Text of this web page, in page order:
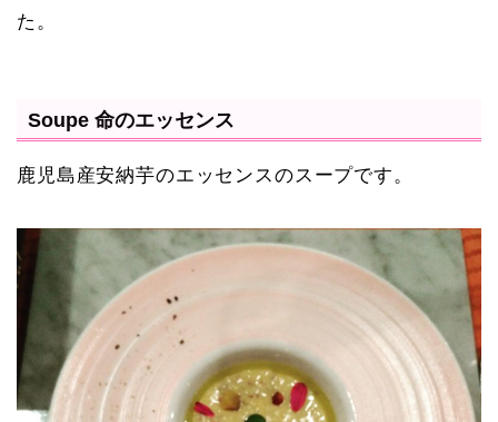
た。
Soupe 命のエッセンス
鹿児島産安納芋のエッセンスのスープです。